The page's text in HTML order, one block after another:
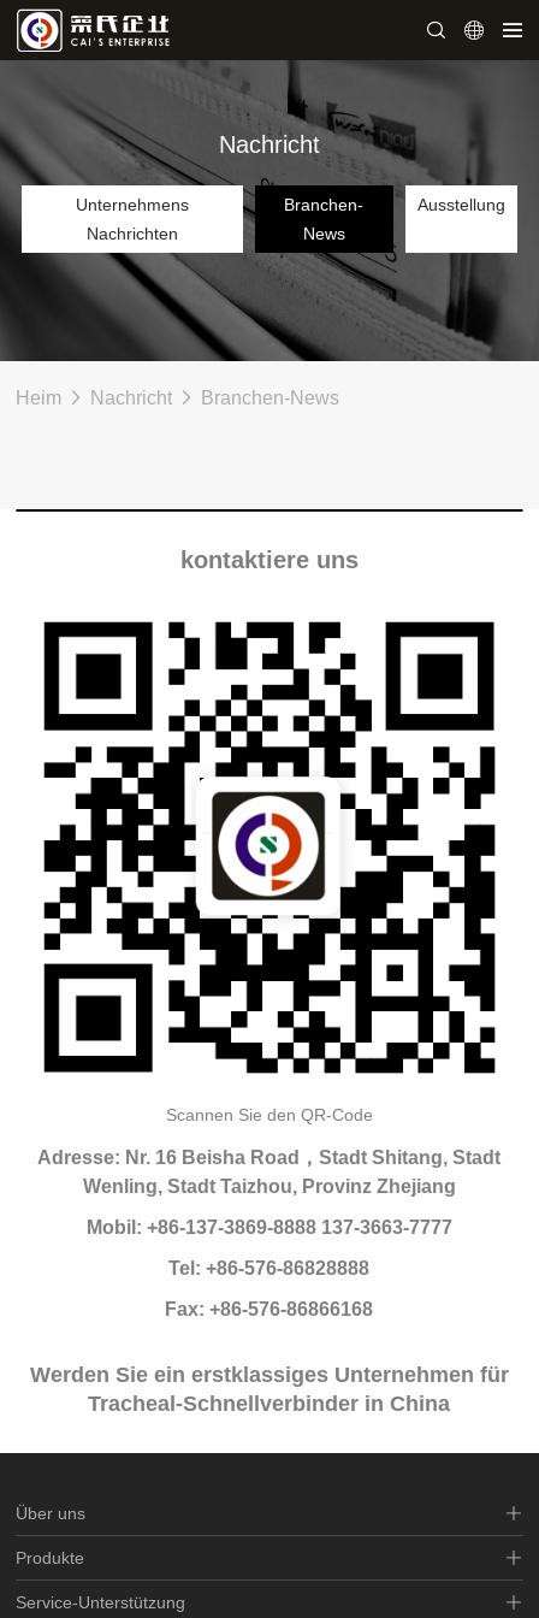
Nachricht
Unternehmens
Nachrichten
Branchen-
News
Ausstellung
Heim Nachricht Branchen-News
kontaktiere uns
Scannen Sie den QR-Code
Adresse: Nr. 16 Beisha Road，Stadt Shitang, Stadt
Wenling, Stadt Taizhou, Provinz Zhejiang
Mobil: +86-137-3869-8888 137-3663-7777
Tel: +86-576-86828888
Fax: +86-576-86866168
Werden Sie ein erstklassiges Unternehmen für
Tracheal-Schnellverbinder in China
Über uns
Produkte
Service-Unterstützung